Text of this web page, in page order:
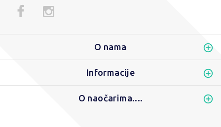
O nama
Informacije
O naočarima....